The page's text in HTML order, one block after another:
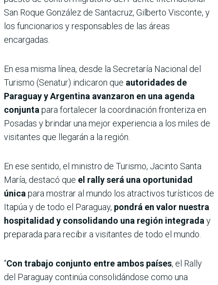
San Roque González de Santacruz, Gilberto Visconte, y
los funcionarios y responsables de las áreas
encargadas.
En esa misma línea, desde la Secretaría Nacional del
Turismo (Senatur) indicaron que autoridades de
Paraguay y Argentina avanzaron en una agenda
conjunta para fortalecer la coordinación fronteriza en
Posadas y brindar una mejor experiencia a los miles de
visitantes que llegarán a la región.
En ese sentido, el ministro de Turismo, Jacinto Santa
María, destacó que el rally será una oportunidad
única para mostrar al mundo los atractivos turísticos de
Itapúa y de todo el Paraguay, pondrá en valor nuestra
hospitalidad y consolidando una región integrada y
preparada para recibir a visitantes de todo el mundo.
“Con trabajo conjunto entre ambos países, el Rally
del Paraguay continúa consolidándose como una